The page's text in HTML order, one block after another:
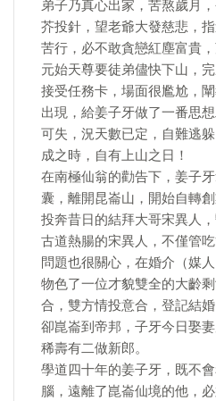
弟子乃真心出家，苦熬歲月
芥投針，望老爺大發慈悲，
苦行，必不敢貪戀紅塵富貴，
元始天尊要徒弟儘快下山，
接受任務卡，場面很尷尬，
出現，給姜子牙做了一番思
可失，況天數已定，自難逃
成之時，自有上山之日！
在南極仙翁的勸告下，姜子
囊，離開昆崙山，開始自轉
投奔昔日的結拜大哥宋異人，
古道熱腸的宋異人，不僅管
問題也很關心，在婚介（媒
物色了一位才貌雙全的大齡
合，雙方情投意合，登記結
卻崑崙到帝邦，子牙今日娶
稀壽有二做新郎。
學道四十年的姜子牙，既不
腦，遠離了崑崙仙境的他，